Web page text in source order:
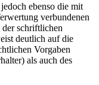
ebenso die mit
verbundenen
schriftlichen
deutlich auf die
Vorgaben
als auch des